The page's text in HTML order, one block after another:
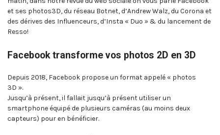
et ses photos3D, du réseau Botnet, d’Andrew Walz, du Corona et
des dérives des Influenceurs, d’Insta « Duo » & du lancement de
Resso!
Facebook transforme vos photos 2D en 3D
Depuis 2018, Facebook propose un format appelé « photos
3D ».
Jusqu’à présent, il fallait jusqu’à présent utiliser un
smartphone équipé de plusieurs caméras (au moins deux
capteurs) pour en bénéficier.